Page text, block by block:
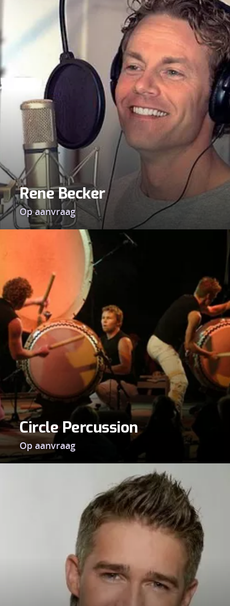
Rene Becker
Op aanvraag
Circle Percussion
Op aanvraag